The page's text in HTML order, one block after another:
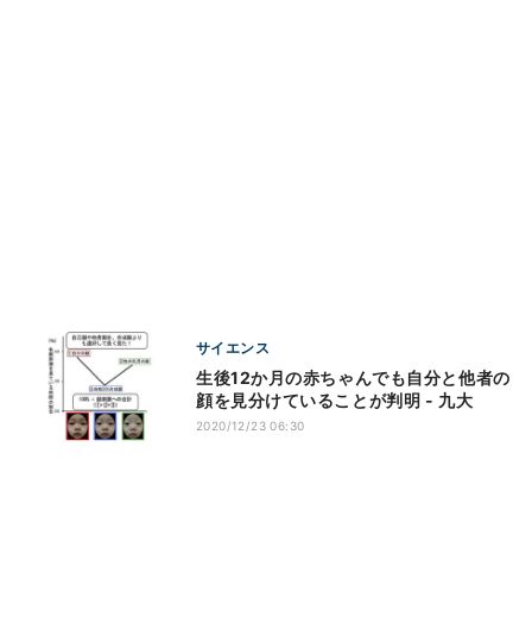
サイエンス
生後12か月の赤ちゃんでも自分と他者の
顔を見分けていることが判明 - 九大
2020/12/23 06:30